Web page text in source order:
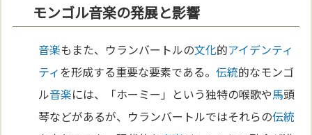
モンゴル音楽の発展と影響
音楽もまた、ウランバートルの文化的アイデンティ
ティを形成する重要な要素である。伝統的なモンゴ
ル音楽には、「ホーミー」という独特の喉歌や馬頭
琴などがあるが、ウランバートルではそれらの伝統